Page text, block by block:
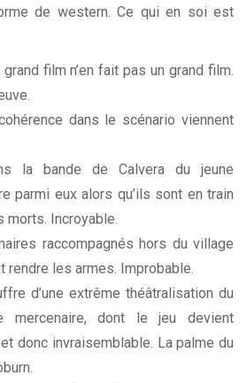
de western. Ce qui en soi est
film n’en fait pas un grand film.
dans le scénario viennent
la bande de Calvera du jeune
parmi eux alors qu’ils sont en train
morts. Incroyable.
raccompagnés hors du village
rendre les armes. Improbable.
d’une extrême théâtralisation du
mercenaire, dont le jeu devient
donc invraisemblable. La palme du